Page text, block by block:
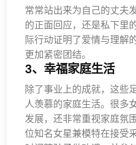
常常站出来为自己的丈夫
的正面回应，还是私下里
际行动证明了爱情与理解
更加紧密团结。
3、幸福家庭生活
除了事业上的成就，这些
人羡慕的家庭生活。很多
发展，还非常重视家庭氛
位知名女星兼模特在接受